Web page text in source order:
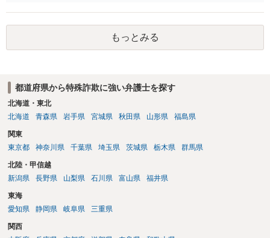
もっとみる
都道府県から特殊詐欺に強い弁護士を探す
北海道・東北
北海道
青森県 岩手県 宮城県 秋田県 山形県 福島県
関東
東京都
神奈川県 千葉県 埼玉県 茨城県 栃木県 群馬県
北陸・甲信越
新潟県
長野県 山梨県 石川県 富山県 福井県
東海
愛知県
静岡県 岐阜県 三重県
関西